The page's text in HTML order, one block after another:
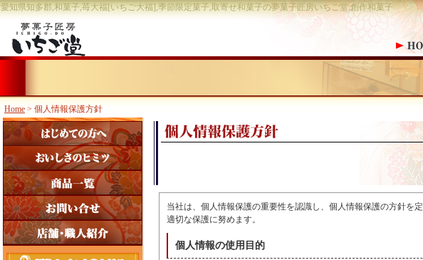
愛知県知多郡,和菓子,苺大福[いちご大福],季節限定菓子,取寄せ和菓子の夢菓子匠房いちご堂,創作和菓子
Home > 個人情報保護方針
当社は、個人情報保護の重要性を認識し、個人情報保護の方針を
適切な保護に努めます。
個人情報の使用目的